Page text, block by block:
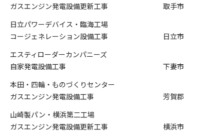
ガスエンジン発電設備更新工事
取手市
日立パワーデバイス・臨海工場
コージェネレーション設備工事
日立市
エスティローダーカンパニーズ
自家発電設備工事
下妻市
本田・四輪・ものづくりセンター
ガスエンジン発電設備工事
芳賀郡
山崎製パン・横浜第二工場
ガスエンジン発電設備更新工事
横浜市